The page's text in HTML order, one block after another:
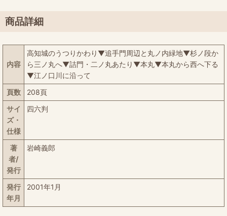
商品詳細
内容
高知城のうつりかわり▼追手門周辺と丸ノ内緑地▼杉ノ段か
ら三ノ丸へ▼詰門・二ノ丸あたり▼本丸▼本丸から西へ下る
▼江ノ口川に沿って
頁数
208頁
サイ
ズ・
仕様
四六判
著
者/
発行
岩崎義郎
発行
年月
2001年1月